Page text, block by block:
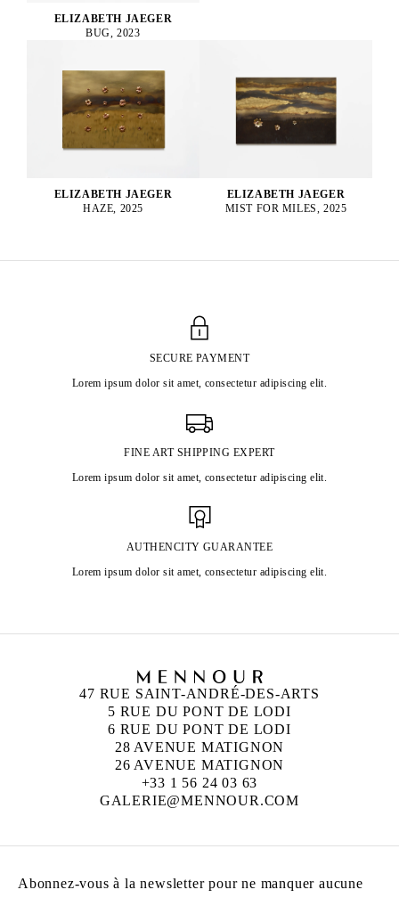
ELIZABETH JAEGER
BUG, 2023
ELIZABETH JAEGER
HAZE, 2025
ELIZABETH JAEGER
MIST FOR MILES, 2025
SECURE PAYMENT
Lorem ipsum dolor sit amet, consectetur adipiscing elit.
FINE ART SHIPPING EXPERT
Lorem ipsum dolor sit amet, consectetur adipiscing elit.
AUTHENCITY GUARANTEE
Lorem ipsum dolor sit amet, consectetur adipiscing elit.
47 RUE SAINT-ANDRÉ-DES-ARTS
5 RUE DU PONT DE LODI
6 RUE DU PONT DE LODI
28 AVENUE MATIGNON
26 AVENUE MATIGNON
+33 1 56 24 03 63
GALERIE@MENNOUR.COM
Abonnez-vous à la newsletter pour ne manquer aucune